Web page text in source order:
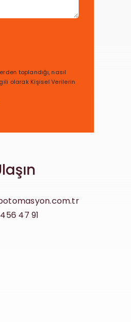
toplandığı, nasıl
olarak Kişisel Verilerin
47 91